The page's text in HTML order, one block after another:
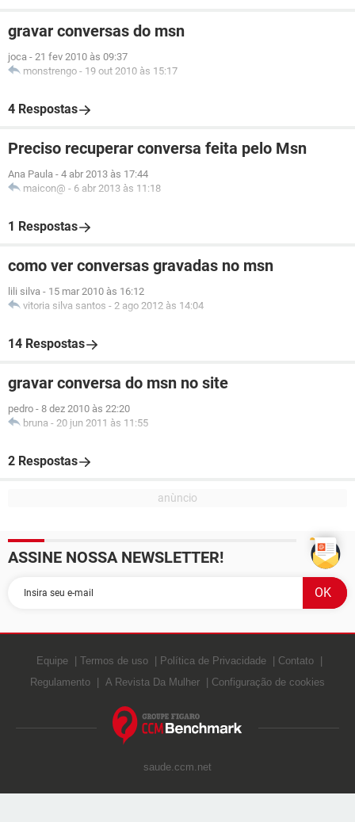
gravar conversas do msn
joca - 21 fev 2010 às 09:37
monstrengo - 19 out 2010 às 15:17
4 Respostas
Preciso recuperar conversa feita pelo Msn
Ana Paula - 4 abr 2013 às 17:44
maicon@ - 6 abr 2013 às 11:18
1 Respostas
como ver conversas gravadas no msn
lili silva - 15 mar 2010 às 16:12
vitoria silva santos - 2 ago 2012 às 14:04
14 Respostas
gravar conversa do msn no site
pedro - 8 dez 2010 às 22:20
bruna - 20 jun 2011 às 11:55
2 Respostas
ASSINE NOSSA NEWSLETTER!
Equipe Termos de uso Política de Privacidade
Contato
Regulamento
A Revista Da Mulher Configuração de cookies
saude.ccm.net